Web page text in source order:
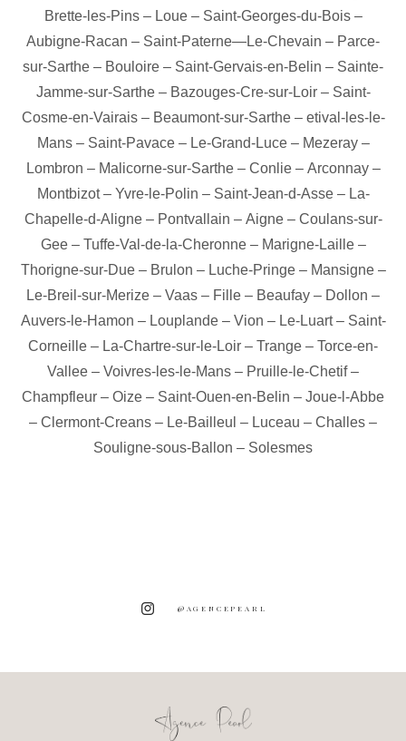
Brette-les-Pins– Loue– Saint-Georges-du-Bois–
Aubigne-Racan – Saint-Paterne—Le-Chevain – Parce-
sur-Sarthe – Bouloire – Saint-Gervais-en-Belin – Sainte-
Jamme-sur-Sarthe– Bazouges-Cre-sur-Loir– Saint-
Cosme-en-Vairais– Beaumont-sur-Sarthe– etival-les-le-
Mans– Saint-Pavace– Le-Grand-Luce– Mezeray–
Lombron – Malicorne-sur-Sarthe– Conlie– Arconnay–
Montbizot– Yvre-le-Polin – Saint-Jean-d-Asse– La-
Chapelle-d-Aligne– Pontvallain – Aigne– Coulans-sur-
Gee– Tuffe-Val-de-la-Cheronne– Marigne-Laille–
Thorigne-sur-Due– Brulon – Luche-Pringe– Mansigne–
Le-Breil-sur-Merize – Vaas – Fille – Beaufay – Dollon –
Auvers-le-Hamon – Louplande– Vion – Le-Luart– Saint-
Corneille – La-Chartre-sur-le-Loir – Trange – Torce-en-
Vallee – Voivres-les-le-Mans – Pruille-le-Chetif–
Champfleur – Oize – Saint-Ouen-en-Belin – Joue-l-Abbe
– Clermont-Creans – Le-Bailleul – Luceau – Challes –
Souligne-sous-Ballon – Solesmes
@AGENCEPEARL